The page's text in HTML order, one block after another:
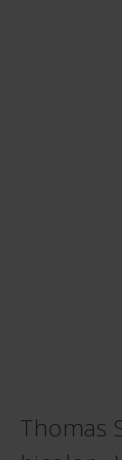
Thomas